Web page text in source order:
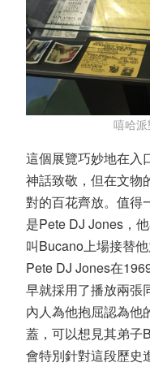
嘻哈派
這個展覽巧妙地在入
神話致敬，但在文物
對的百花齊放。值得
是Pete DJ Jones，
叫Bucano上場接替
Pete DJ Jones在
早就採用了播放兩張
內人為他抱屈認為他
蓋，可以想見其弟子
會特別針對這段歷史